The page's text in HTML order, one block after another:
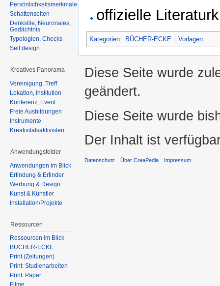
offizielle
Kategorien: BÜCHER-ECKE Vorlagen
Persönlichkeitsmerkmale
Schattenseiten
Denkstile, Neuronales,
Gedächtnis
Typologien, Checks
Self design
Kreatives Panorama
Vereinigung, Treff
Lokation, Institution
Konferenz, Event
Freie Ausbildungen
Instrumente
Kreativitätsaktivisten
Anwendungsfelder
Anwendungen im Blick
Erfindung & Erfinder
Werbung & Design
Kunst & Künstler
Installation/Projekte
Ressourcen
Ressourcen im Blick
BÜCHER-ECKE
Print (Zeitungen)
Print: Studienarbeiten
Print: Paper
Filme
Diese Seite wurde
geändert.
Diese Seite wurde
Der Inhalt ist
Datenschutz Über CreaPedia Impressum